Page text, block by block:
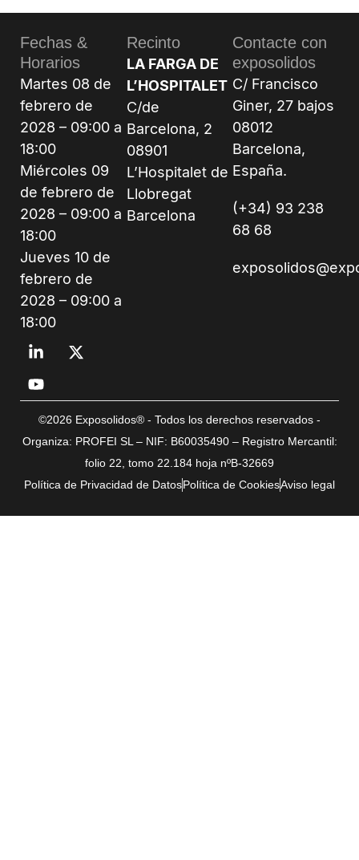
Fechas &
Horarios
Martes 08 de
febrero de
2028 – 09:00 a
18:00
Miércoles 09
de febrero de
2028 – 09:00 a
18:00
Jueves 10 de
febrero de
18:00
Recinto
LA FARGA DE
L’HOSPITALET
C/de
Barcelona, 2
08901
L’Hospitalet de
Contacte con
exposolidos
C/ Francisco
Giner, 27 bajos
08012
España.
68 68
©2026 Exposolidos® - Todos los derechos reservados -
Organiza: PROFEI SL – NIF: B60035490 – Registro Mercantil: